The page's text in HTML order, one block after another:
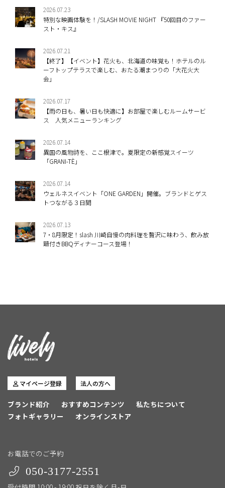
2026.07.23
特別な映画体験を！/SLASH MOVIE NIGHT 『50回目のファー
スト・キス』
2026.07.21
【終了】【イベント】花火も、北海道の味覚も！ホテルのル
ーフトップテラスで楽しむ、おたる潮まつりの「大花火大
会」
2026.07.17
【雨の日も、暑い日も快適に】お部屋で楽しむルームサービ
ス 人気メニューランキング
2026.07.14
異国の風物詩を、ここ根津で。夏限定の新感覚スイーツ
「GRANI-TÈ」
2026.07.14
ウェルネスイベント「ONE GARDEN」開催。ブランドとゲス
トつながる３日間
2026.07.13
7・8月限定！slash 川崎自慢の肉料理を贅沢に味わう、飲み放
題付きBBQディナーコース登場！
マイページ登録 法人の方へ
ブランド紹介 おすすめコンテンツ
私たちについて
フォトギャラリー
オンラインストア
お電話でのご予約
050-3177-2551